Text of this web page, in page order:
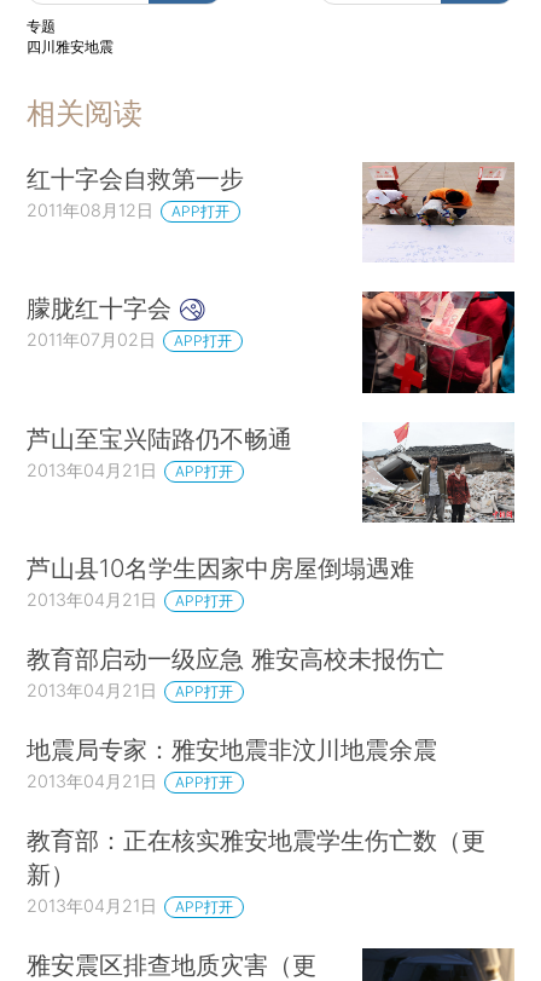
专题
四川雅安地震
相关阅读
红十字会自救第一步
2011年08月12日 APP打开
朦胧红十字会
2011年07月02日 APP打开
芦山至宝兴陆路仍不畅通
2013年04月21日 APP打开
芦山县10名学生因家中房屋倒塌遇难
2013年04月21日 APP打开
教育部启动一级应急 雅安高校未报伤亡
2013年04月21日 APP打开
地震局专家：雅安地震非汶川地震余震
2013年04月21日 APP打开
教育部：正在核实雅安地震学生伤亡数（更
新）
2013年04月21日 APP打开
雅安震区排查地质灾害（更